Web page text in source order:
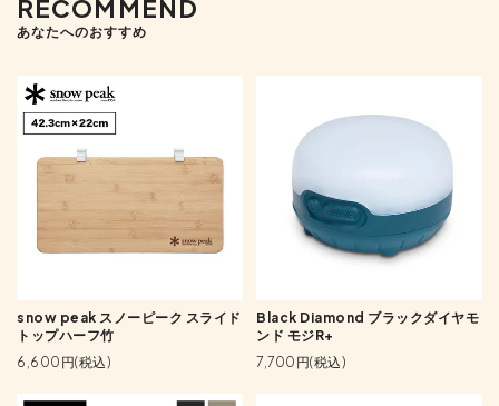
RECOMMEND
あなたへのおすすめ
snow peak スノーピーク スライド
トップハーフ竹
6,600円(税込)
Black Diamond ブラックダイヤモ
ンド モジR+
7,700円(税込)